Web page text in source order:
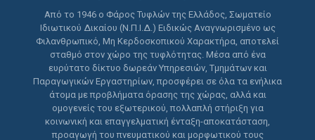
Από το 1946 ο Φάρος Τυφλών της Ελλάδος, Σωματείο
Ιδιωτικού Δικαίου (Ν.Π.Ι.Δ.) Ειδικώς Αναγνωρισμένο ως
Φιλανθρωπικό, Μη Κερδοσκοπικού Χαρακτήρα, αποτελεί
σταθμό στον χώρο της τυφλότητας. Μέσα από ένα
ευρύτατο δίκτυο δωρεάν Υπηρεσιών, Τμημάτων και
Παραγωγικών Εργαστηρίων, προσφέρει σε όλα τα ενήλικα
άτομα με προβλήματα όρασης της χώρας, αλλά και
ομογενείς του εξωτερικού, πολλαπλή στήριξη για
κοινωνική και επαγγελματική ένταξη-αποκατάσταση,
προαγωγή του πνευματικού και μορφωτικού τους